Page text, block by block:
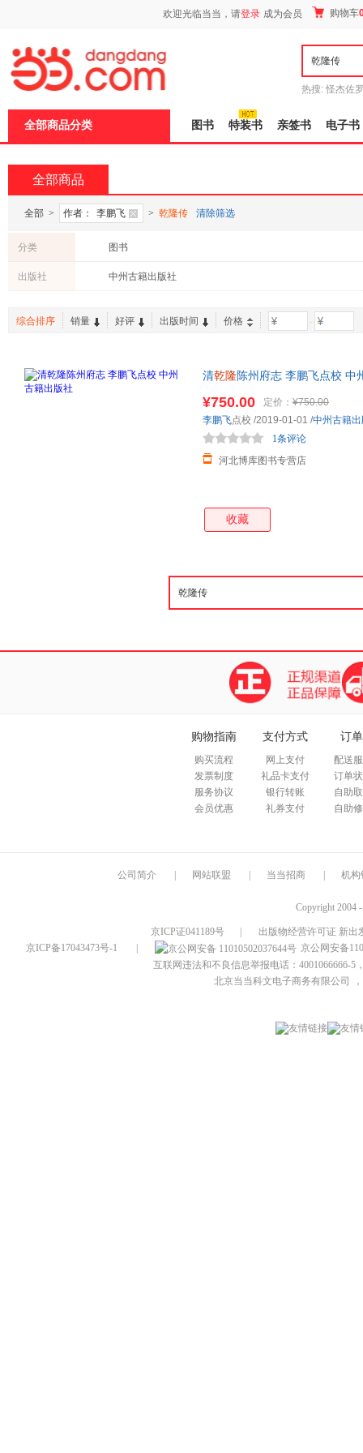
欢迎光临当当，请登录 成为会员 购物车
热搜: 怪杰佐
全部商品分类 图书 特装书 亲签书 电子书
全部商品
全部 > 作者： 李鹏飞 > 乾隆传 清除筛选
分类 图书
出版社 中州古籍出版社
综合排序 销量 好评 出版时间 价格 -
清乾隆 陈州府志 李鹏飞点校 中
¥750.00 定价： ¥750.00
河北博库图书专营店
1条评论
李鹏飞点校 /2019-01-01 /中州古籍
收藏
页
加
购物指南
购买流程
发票制度
服务协议
会员优惠
支付方式
网上支付
礼品卡支付
银行转账
礼券支付
订
配送
订单
自助
自助
公司简介 网站联盟 当当招商 机构
Copyright 2004
京ICP证041189号
出版物经营许可证 新出
京ICP备17043473号-1
京公网安备
互联网违法和不良信息举报电话：4001066666-5
北京当当科文电子商务有限公司